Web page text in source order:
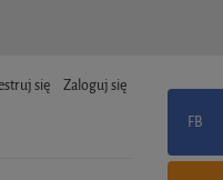
się Zaloguj się